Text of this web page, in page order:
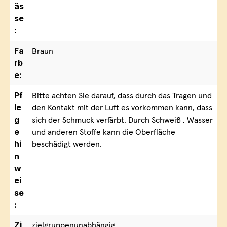
äs
se
:
Fa
rb
e:
Braun
Pf
le
g
e
hi
n
w
ei
se
:
Bitte achten Sie darauf, dass durch das Tragen und
den Kontakt mit der Luft es vorkommen kann, dass
sich der Schmuck verfärbt. Durch Schweiß , Wasser
und anderen Stoffe kann die Oberfläche
beschädigt werden.
Zi
zielgruppenunabhängig